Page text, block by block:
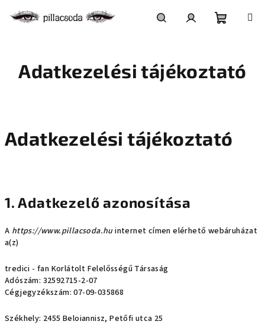
Adatkezelési tájékoztató
Adatkezelési tájékoztató
1. Adatkezelő azonosítása
A https://www.pillacsoda.huinternet címen elérhető webáruházat
a(z)
tredici - fan Korlátolt Felelősségű Társaság
Adószám: 32592715-2-07
Cégjegyzékszám: 07-09-035868
Székhely: 2455 Beloiannisz, Petőfi utca 25